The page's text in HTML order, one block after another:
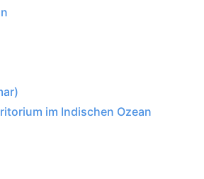
im Indischen Ozean